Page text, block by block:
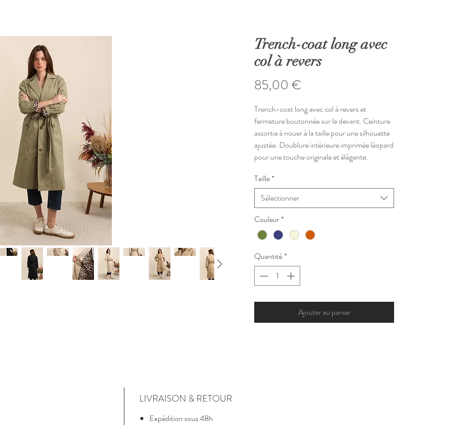
Trench-coat long avec
col à revers
85,00 €
Trench-coat long avec col à revers et
fermeture boutonnée sur le devant. Ceinture
assortie à nouer à la taille pour une silhouette
ajustée. Doublure intérieure imprimée léopard
pour une touche originale et élégante.
Taille*
Sélectionner
Couleur*
Quantité*
Ajouter au panier
LIVRAISON & RETOUR
Expédition sous 48h